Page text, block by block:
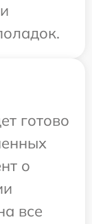
готово
о
все